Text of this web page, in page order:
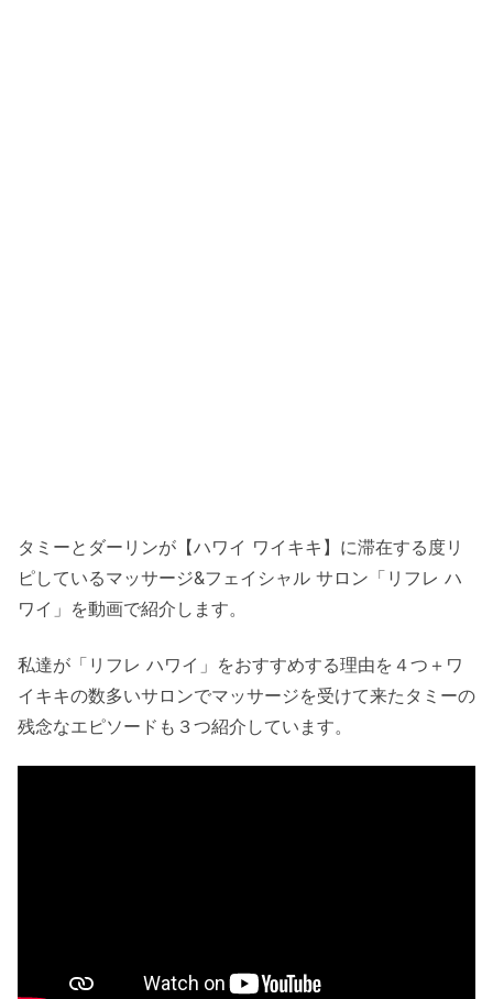
タミーとダーリンが【ハワイ ワイキキ】に滞在する度リ
ピしているマッサージ&フェイシャル サロン「リフレ ハ
ワイ」を動画で紹介します。
私達が「リフレ ハワイ」をおすすめする理由を４つ＋ワ
イキキの数多いサロンでマッサージを受けて来たタミーの
残念なエピソードも３つ紹介しています。